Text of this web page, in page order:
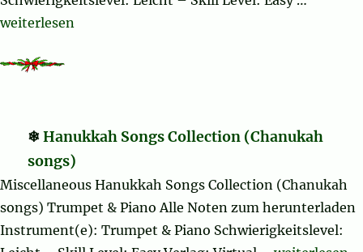
„Christmas Sheet Music and Carols“
weiterlesen
Hanukkah Songs Collection (Chanukah
songs)
Miscellaneous Hanukkah Songs Collection (Chanukah
songs) Trumpet & Piano Alle Noten zum herunterladen
Instrument(e): Trumpet & Piano Schwierigkeitslevel: